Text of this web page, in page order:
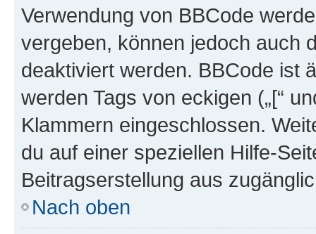
Verwendung von BBCode
vergeben, können jedoch auch
deaktiviert werden. BBCode ist
werden Tags von eckigen („[“
Klammern eingeschlossen.
du auf einer speziellen Hilfe-
Beitragserstellung aus
Nach oben